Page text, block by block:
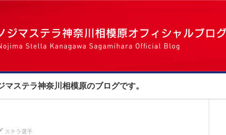
ステラ神奈川相模原のブログです。
ステラ選手